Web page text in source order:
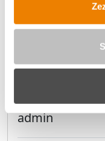
admin